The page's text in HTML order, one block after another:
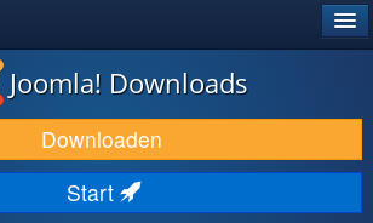
Joomla! Downloads
Downloaden
Start